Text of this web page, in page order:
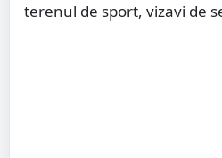
terenul de sport, vizavi de